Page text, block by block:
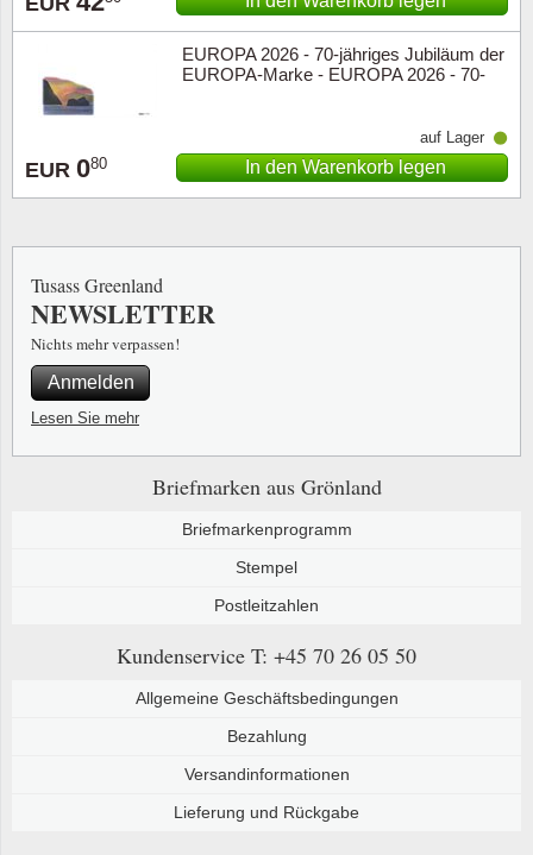
EUROPA 2026 - 70-jähriges Jubiläum der
EUROPA-Marke - EUROPA 2026 - 70-
EUR 080
auf Lager
In den Warenkorb legen
Briefmarken aus Grönland
Briefmarkenprogramm
Stempel
Postleitzahlen
Kundenservice T: +45 70 26 05 50
Allgemeine Geschäftsbedingungen
Bezahlung
Versandinformationen
Lieferung und Rückgabe
Tusass Greenland
NEWSLETTER
Nichts mehr verpassen!
Anmelden
Lesen Sie mehr